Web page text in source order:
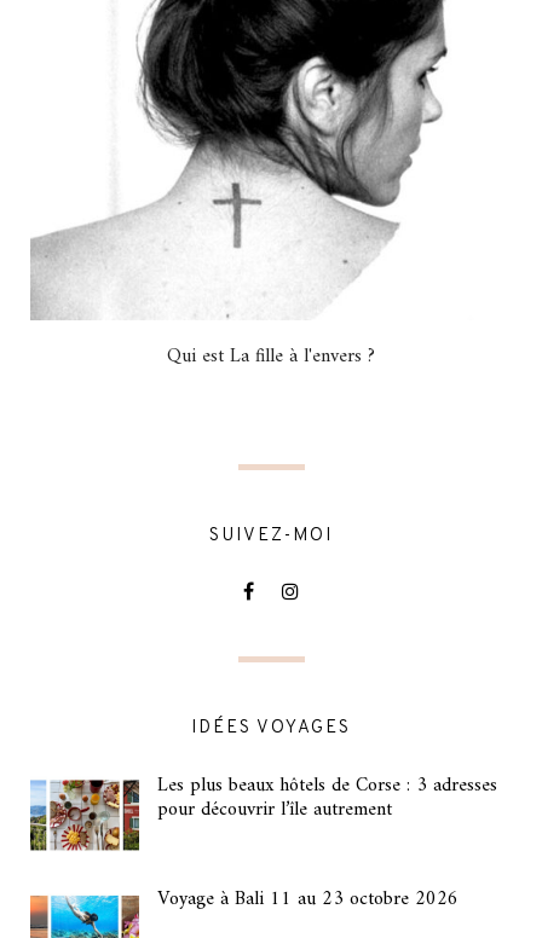
Qui est La fille à l'envers ?
SUIVEZ-MOI
IDÉES VOYAGES
Les plus beaux hôtels de Corse : 3 adresses
pour découvrir l’île autrement
Voyage à Bali 11 au 23 octobre 2026